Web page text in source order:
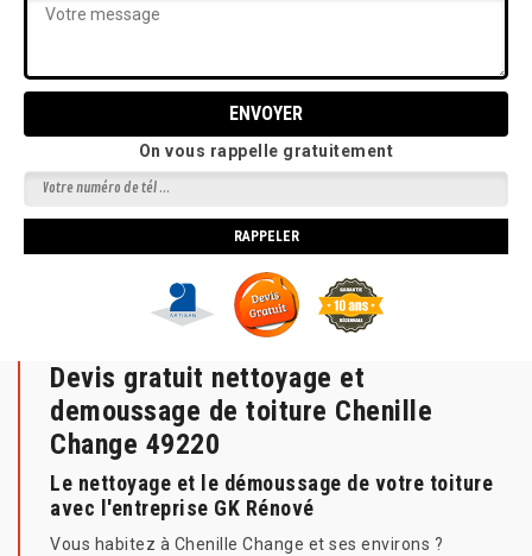
On vous rappelle gratuitement
Devis gratuit nettoyage et
demoussage de toiture Chenille
Change 49220
Le nettoyage et le démoussage de votre toiture
avec l'entreprise GK Rénové
Vous habitez à Chenille Change et ses environs ?